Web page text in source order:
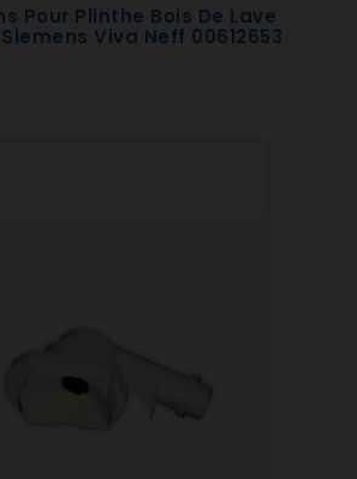
Pour Plinthe Bois De Lave
Viva Neff 00612653